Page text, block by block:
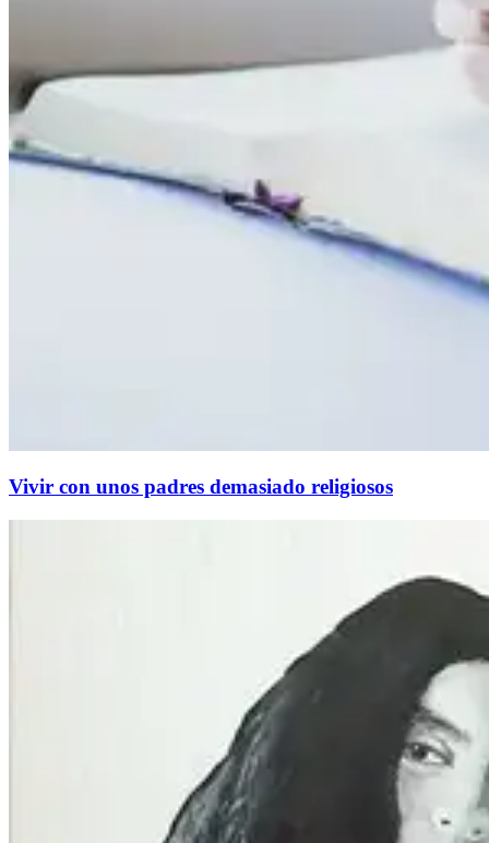
Vivir con unos padres demasiado religiosos